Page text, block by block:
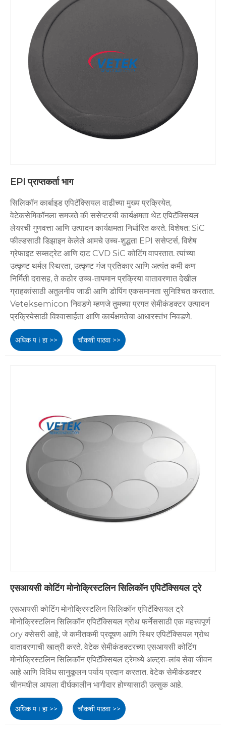
EPI प्राप्तकर्ता भाग
सिलिकॉन कार्बाइड एपिटॅक्सियल वाढीच्या मुख्य प्रक्रियेत,
वेटेकसेमिकॉनला समजते की ससेप्टरची कार्यक्षमता थेट एपिटॅक्सियल
लेयरची गुणवत्ता आणि उत्पादन कार्यक्षमता निर्धारित करते. विशेषत: SiC
फील्डसाठी डिझाइन केलेले आमचे उच्च-शुद्धता EPI ससेप्टर्स, विशेष
ग्रेफाइट सब्सट्रेट आणि दाट CVD SiC कोटिंग वापरतात. त्यांच्या
उत्कृष्ट थर्मल स्थिरता, उत्कृष्ट गंज प्रतिकार आणि अत्यंत कमी कण
निर्मिती दरासह, ते कठोर उच्च-तापमान प्रक्रिया वातावरणात देखील
ग्राहकांसाठी अतुलनीय जाडी आणि डोपिंग एकसमानता सुनिश्चित करतात.
Veteksemicon निवडणे म्हणजे तुमच्या प्रगत सेमीकंडक्टर उत्पादन
प्रक्रियेसाठी विश्वासार्हता आणि कार्यक्षमतेचा आधारस्तंभ निवडणे.
अधिक प i हा >> चौकशी पाठवा >>
एसआयसी कोटिंग मोनोक्रिस्टलिन सिलिकॉन एपिटॅक्सियल ट्रे
एसआयसी कोटिंग मोनोक्रिस्टलिन सिलिकॉन एपिटॅक्सियल ट्रे
मोनोक्रिस्टलिन सिलिकॉन एपिटॅक्सियल ग्रोथ फर्नेससाठी एक महत्त्वपूर्ण
ory क्सेसरी आहे, जे कमीतकमी प्रदूषण आणि स्थिर एपिटॅक्सियल ग्रोथ
वातावरणाची खात्री करते. वेटेक सेमीकंडक्टरच्या एसआयसी कोटिंग
मोनोक्रिस्टलिन सिलिकॉन एपिटॅक्सियल ट्रेमध्ये अल्ट्रा-लांब सेवा जीवन
आहे आणि विविध सानुकूलन पर्याय प्रदान करतात. वेटेक सेमीकंडक्टर
चीनमधील आपला दीर्घकालीन भागीदार होण्यासाठी उत्सुक आहे.
अधिक प i हा >> चौकशी पाठवा >>